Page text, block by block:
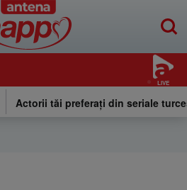
LIVE
Actorii tăi preferați din seriale